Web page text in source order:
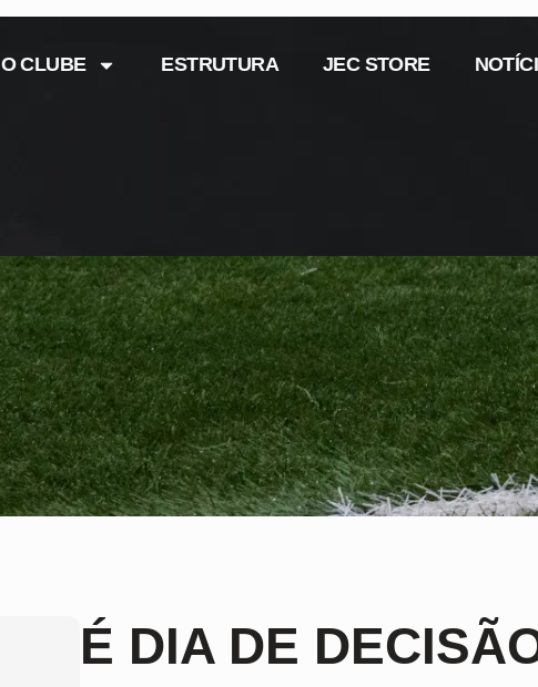
O CLUBE ESTRUTURA JEC STORE
É DIA DE